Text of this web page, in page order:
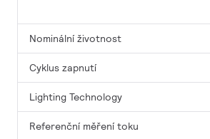
Nominální životnost
Cyklus zapnutí
Lighting Technology
Referenční měření toku